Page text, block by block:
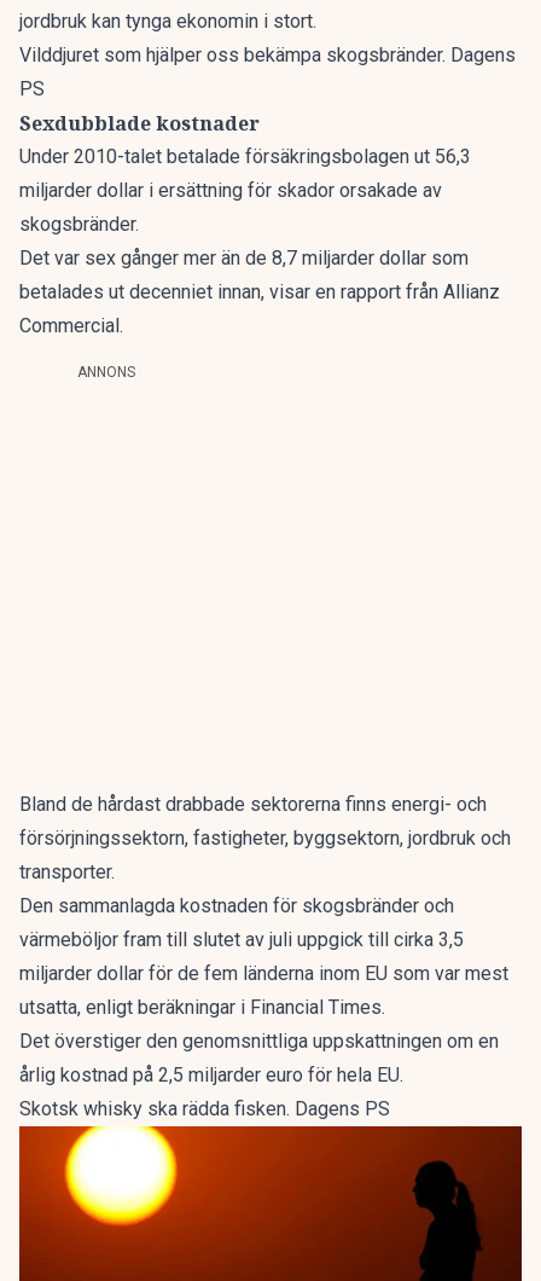
jordbruk kan tynga ekonomin i stort.
Vilddjuret som hjälper oss bekämpa skogsbränder. Dagens
PS
Sexdubblade kostnader
Under 2010-talet betalade försäkringsbolagen ut 56,3
miljarder dollar i ersättning för skador orsakade av
skogsbränder.
Det var sex gånger mer än de 8,7 miljarder dollar som
betalades ut decenniet innan, visar en rapport från Allianz
Commercial.
ANNONS
Bland de hårdast drabbade sektorerna finns energi- och
försörjningssektorn, fastigheter, byggsektorn, jordbruk och
transporter.
Den sammanlagda kostnaden för skogsbränder och
värmeböljor fram till slutet av juli uppgick till cirka 3,5
miljarder dollar för de fem länderna inom EU som var mest
utsatta, enligt beräkningar i Financial Times.
Det överstiger den genomsnittliga uppskattningen om en
årlig kostnad på 2,5 miljarder euro för hela EU.
Skotsk whisky ska rädda fisken. Dagens PS